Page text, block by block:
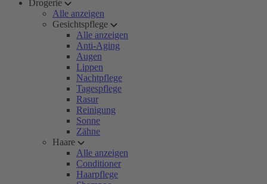
Drogerie
Alle anzeigen
Gesichtspflege
Alle anzeigen
Anti-Aging
Augen
Lippen
Nachtpflege
Tagespflege
Rasur
Reinigung
Sonne
Zähne
Haare
Alle anzeigen
Conditioner
Haarpflege